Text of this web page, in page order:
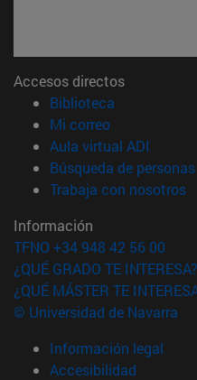
Accesos directos
Biblioteca
Mi correo(abre en
Aula virtual ADI
Búsqueda de personas
Trabaja con nosotros
Información
TFNO +34 948 42 56 00
¿QUÉ GRADO TE INTERESA?
¿QUÉ MÁSTER TE
© Universidad de Navarra
Información legal
Accesibilidad